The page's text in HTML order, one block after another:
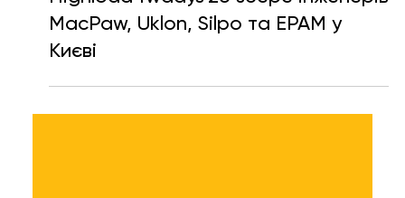
Highload fwdays'26 збере інженерів
MacPaw, Uklon, Silpo та EPAM у
Києві